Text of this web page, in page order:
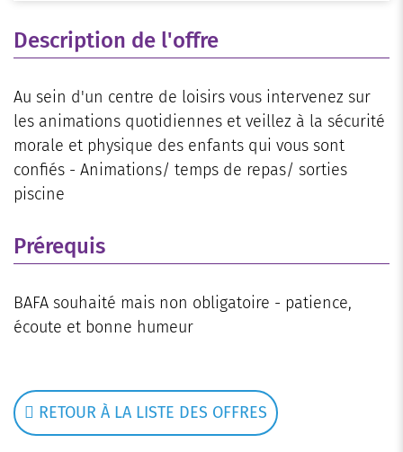
Description de l'offre
Au sein d'un centre de loisirs vous intervenez sur
les animations quotidiennes et veillez à la sécurité
morale et physique des enfants qui vous sont
confiés - Animations/ temps de repas/ sorties
piscine
Prérequis
BAFA souhaité mais non obligatoire - patience,
écoute et bonne humeur
RETOUR À LA LISTE DES OFFRES